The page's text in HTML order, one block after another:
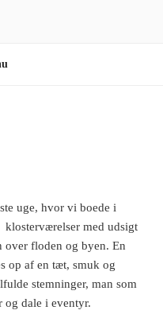
uge, hvor vi boede i
klosterværelser med udsigt
over floden og byen. En
op af en tæt, smuk og
stemninger, man som
og dale i eventyr.